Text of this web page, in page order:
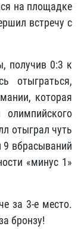
на площадке
встречу с
получив 0:3 к
отыграться,
которая
отыграл чуть
9 вбрасываний
«минус 1»
за 3-е место.
бронзу!